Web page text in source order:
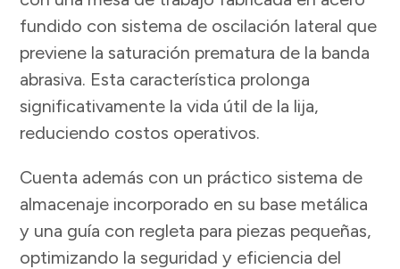
fundido con sistema de oscilación lateral que
previene la saturación prematura de la banda
abrasiva. Esta característica prolonga
significativamente la vida útil de la lija,
reduciendo costos operativos.
Cuenta además con un práctico sistema de
almacenaje incorporado en su base metálica
y una guía con regleta para piezas pequeñas,
optimizando la seguridad y eficiencia del